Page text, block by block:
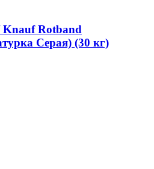
Rotband
Серая) (30 кг)